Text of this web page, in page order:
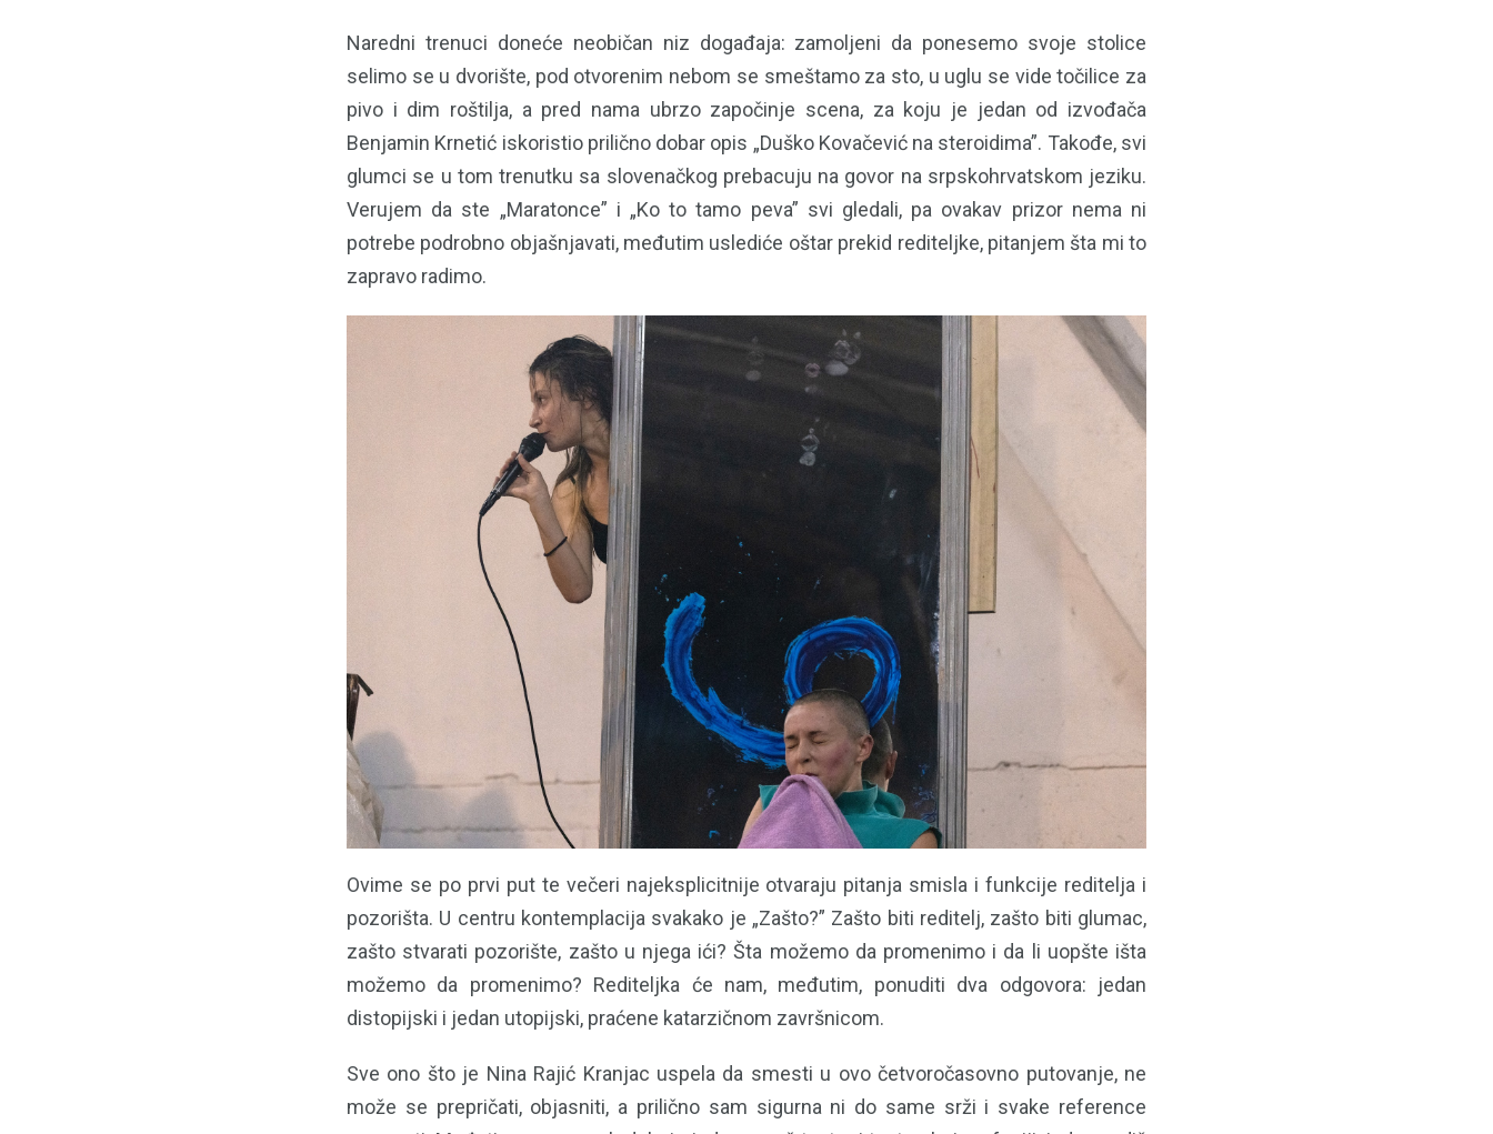
Naredni trenuci doneće neobičan niz događaja: zamoljeni da ponesemo svoje stolice
selimo se u dvorište, pod otvorenim nebom se smeštamo za sto, u uglu se vide točilice za
pivo i dim roštilja, a pred nama ubrzo započinje scena, za koju je jedan od izvođača
Benjamin Krnetić iskoristio prilično dobar opis „Duško Kovačević na steroidima”. Takođe, svi
glumci se u tom trenutku sa slovenačkog prebacuju na govor na srpskohrvatskom jeziku.
Verujem da ste „Maratonce” i „Ko to tamo peva” svi gledali, pa ovakav prizor nema ni
potrebe podrobno objašnjavati, međutim uslediće oštar prekid rediteljke, pitanjem šta mi to
zapravo radimo.
Ovime se po prvi put te večeri najeksplicitnije otvaraju pitanja smisla i funkcije reditelja i
pozorišta. U centru kontemplacija svakako je „Zašto?” Zašto biti reditelj, zašto biti glumac,
zašto stvarati pozorište, zašto u njega ići? Šta možemo da promenimo i da li uopšte išta
možemo da promenimo? Rediteljka će nam, međutim, ponuditi dva odgovora: jedan
distopijski i jedan utopijski, praćene katarzičnom završnicom.
Sve ono što je Nina Rajić Kranjac uspela da smesti u ovo četvoročasovno putovanje, ne
može se prepričati, objasniti, a prilično sam sigurna ni do same srži i svake reference